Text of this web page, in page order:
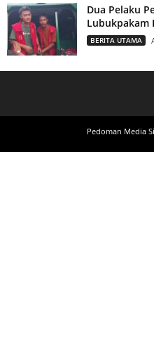
Dua Pelaku
Lubukpakam
BERITA UTAMA
Pedoman Media